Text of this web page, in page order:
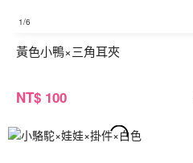
1/6
黃色小鴨×三角耳夾
NT$ 100